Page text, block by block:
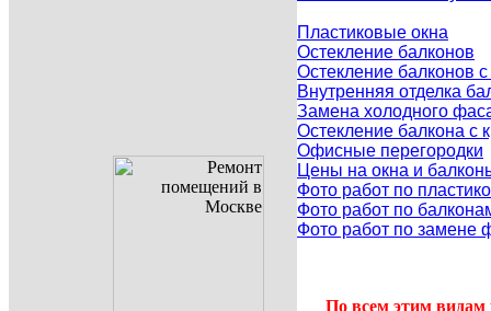
Пластиковые окна
Остекление балконов
Остекление балконов
Внутренняя отделка
Замена холодного
Остекление балкона с
Офисные перегородки
Цены на окна и
Фото работ по
Фото работ по
Фото работ по замене
По всем этим видам